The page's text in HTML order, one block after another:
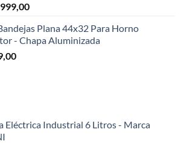
Plana 44x32 Para Horno
- Chapa Aluminizada
Eléctrica Industrial 6 Litros - Marca